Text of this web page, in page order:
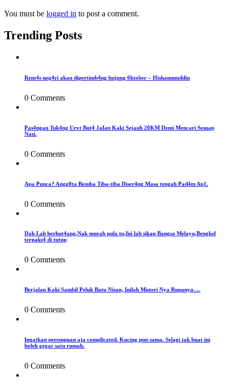
You must be logged in to post a comment.
Trending Posts
Rent4s neg4ri akan dipertimb4ng hujung 0ktober – Hishammuddin
0 Comments
Pas4ngan Tuk4ng Urvt But4 JaIan Kaki Sejauh 20KM Demi Mencari Sesuap
Nasi.
0 Comments
Apa Punca? Angg0ta Bomba Tiba-tiba Diser4ng Masa tengah Pad4m Ap1.
0 Comments
Dah Lah berhut4ang,Nak murah pula tu,Ini lah sikap Bangsa Melayu,Bengkel
terpaks4 di tutup
0 Comments
Berjalan Kaki Sambil Peluk Batu Nisan, Inilah Misteri Nya Rupanya….
0 Comments
Ingatkan perempuan aja complicated. Kucing pun sama. Selagi tak buat ini
boleh gegar satu rumah.
0 Comments